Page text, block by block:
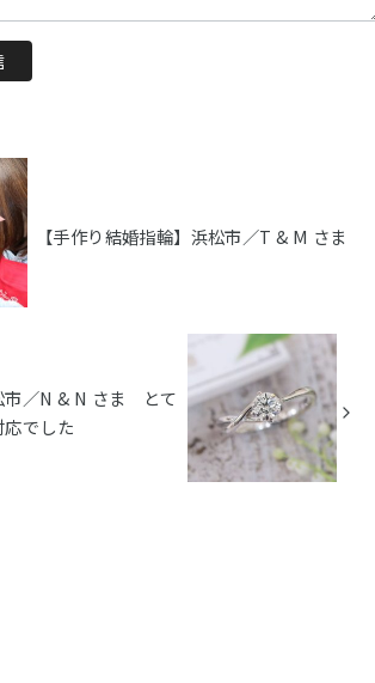
【手作り結婚指輪】浜松市／T & M さま
市／N & N さま とて
でした